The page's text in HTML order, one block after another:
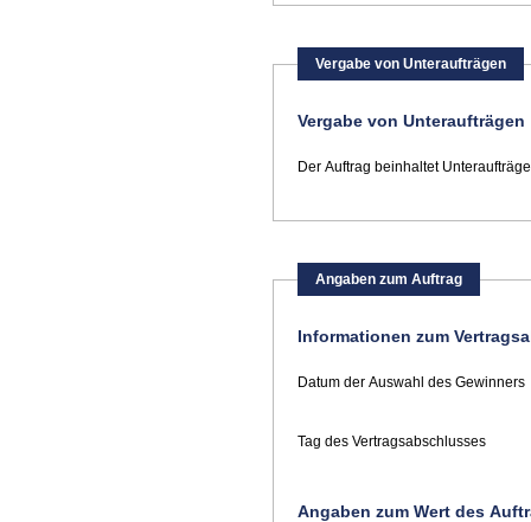
Vergabe von Unteraufträgen
Vergabe von Unteraufträgen
Der Auftrag beinhaltet Unteraufträge
Angaben zum Auftrag
Informationen zum
Datum der Auswahl des Gewinners
Tag des Vertragsabschlusses
Angaben zum Wert des